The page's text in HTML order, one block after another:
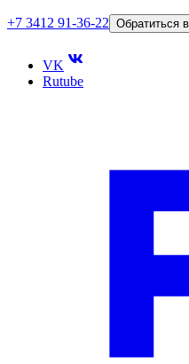
+7 3412 91-36-22 Обратиться
VK
Rutube